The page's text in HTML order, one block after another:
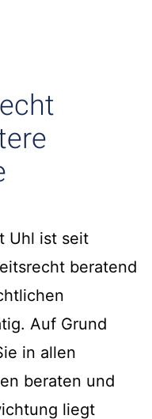
Uhl ist seit
beratend
Auf Grund
in allen
beraten und
liegt